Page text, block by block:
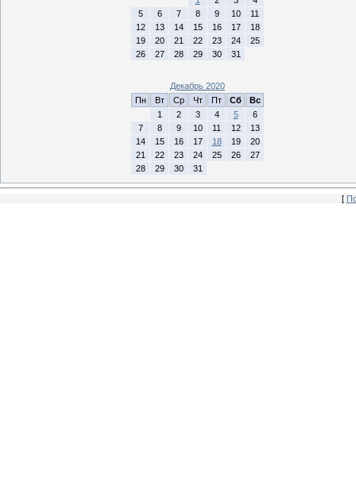
5
6 7 8 9 10
11
12
13 14 15 16 17
18
19
20 21 22 23 24
25
26
27 28 29 30 31
Декабрь 2020
Пн
Вт Ср Чт Пт Сб
Вс
1
2 3 4 5
6
7
8 9 10 11 12
13
14
15 16 17 18 19
20
21
22 23 24 25 26
27
28
29 30 31
[